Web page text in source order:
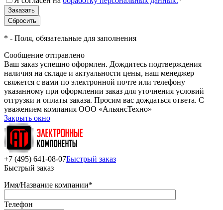
* - Поля, обязательные для заполнения
Сообщение отправлено
Ваш заказ успешно оформлен. Дождитесь подтверждения
наличия на складе и актуальности цены, наш менеджер
свяжется с вами по электронной почте или телефону
указанному при оформлении заказ для уточнения условий
отгрузки и оплаты заказа. Просим вас дождаться ответа. С
уважением компания ООО «АльянсТехно»
Закрыть окно
+7 (495) 641-08-07Быстрый заказ
Быстрый заказ
Имя/Название компании*
Телефон